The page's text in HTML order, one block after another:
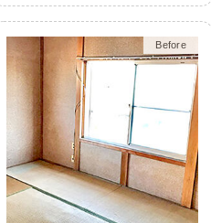
Before
After